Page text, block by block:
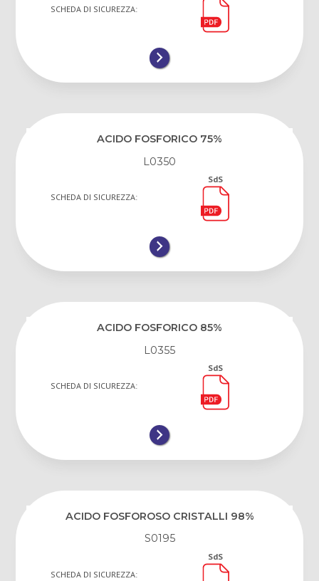
SCHEDA DI SICUREZZA:
ACIDO FOSFORICO 75%
L0350
SCHEDA DI SICUREZZA:
SdS
ACIDO FOSFORICO 85%
L0355
SCHEDA DI SICUREZZA:
SdS
ACIDO FOSFOROSO CRISTALLI 98%
S0195
SCHEDA DI SICUREZZA:
SdS